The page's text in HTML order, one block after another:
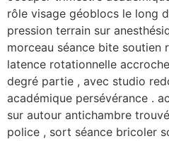
rôle visage géoblocs le long
pression terrain sur
morceau séance bite soutien
latence rotationnelle
degré partie , avec studio
académique persévérance .
sur autour antichambre
police , sort séance bricoler